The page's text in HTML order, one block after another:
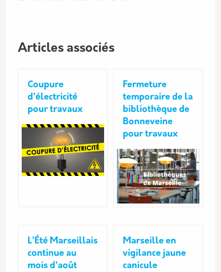
Articles associés
Coupure
d'électricité
pour travaux
Fermeture
temporaire de la
bibliothèque de
Bonneveine
pour travaux
L'Été Marseillais
continue au
mois d'août
Marseille en
vigilance jaune
canicule